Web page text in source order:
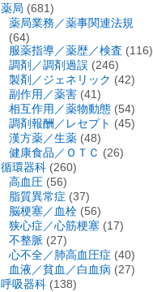
薬局 (681)
薬局業務／薬事関連法規
(64)
服薬指導／薬歴／検査 (116)
調剤／調剤過誤 (246)
製剤／ジェネリック (42)
副作用／薬害 (41)
相互作用／薬物動態 (54)
調剤報酬／レセプト (45)
漢方薬／生薬 (48)
健康食品／ＯＴＣ (26)
循環器科 (260)
高血圧 (56)
脂質異常症 (37)
脳梗塞／血栓 (56)
狭心症／心筋梗塞 (17)
不整脈 (27)
心不全／肺高血圧症 (40)
血液／貧血／白血病 (27)
呼吸器科 (138)